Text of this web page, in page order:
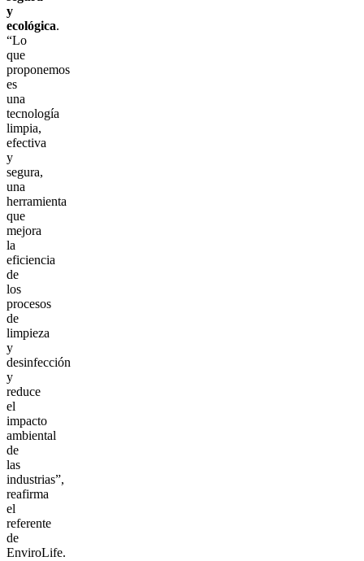
y
ecológica.
“Lo
que
proponemos
es
una
tecnología
limpia,
efectiva
y
segura,
una
herramienta
que
mejora
la
eficiencia
de
los
procesos
de
limpieza
y
desinfección
y
reduce
el
impacto
ambiental
de
las
industrias”,
reafirma
el
referente
de
EnviroLife.